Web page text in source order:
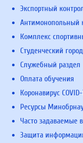
Экспортный
Антимонопольный
Комплекс
Студенческий
Служебный раздел
Оплата обучения
Коронавирус COVID-
Ресурсы
Часто задаваемые
Защита